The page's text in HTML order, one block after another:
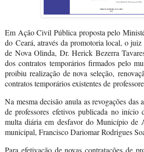
Em Ação Civil Pública proposta pelo
do Ceará, através da promotoria local, o
de Nova Olinda, Dr. Herick Bezerra
dos contratos temporários firmados pelo
proibiu realização de nova seleção,
contratos temporários existentes de
Na mesma decisão anula as revogações das
de professores efetivos publicada no início
multa diária em desfavor do Município de
municipal, Francisco Dariomar Rodrigues
Para efetivação de novas contratações de